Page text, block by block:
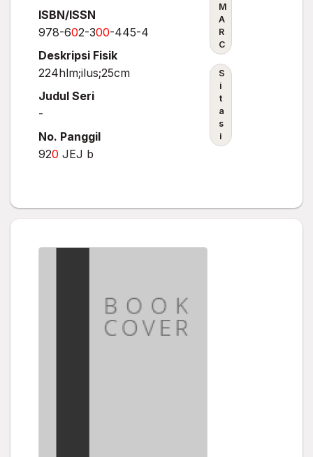
ISBN/ISSN
978-602-300-445-4
Deskripsi Fisik
224hlm;ilus;25cm
Judul Seri
-
No. Panggil
920 JEJ b
M
A
R
C
S
i
t
a
s
i